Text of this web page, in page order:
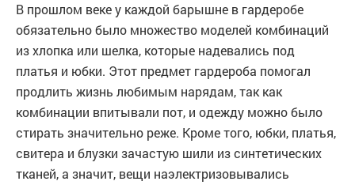
В прошлом веке у каждой барышне в гардеробе
обязательно было множество моделей комбинаций
из хлопка или шелка, которые надевались под
платья и юбки. Этот предмет гардероба помогал
продлить жизнь любимым нарядам, так как
комбинации впитывали пот, и одежду можно было
стирать значительно реже. Кроме того, юбки, платья,
свитера и блузки зачастую шили из синтетических
тканей, а значит, вещи наэлектризовывались